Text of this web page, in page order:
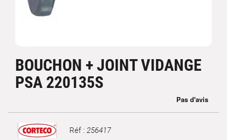
BOUCHON + JOINT VIDANGE
PSA 220135S
Marque Réf : 256417